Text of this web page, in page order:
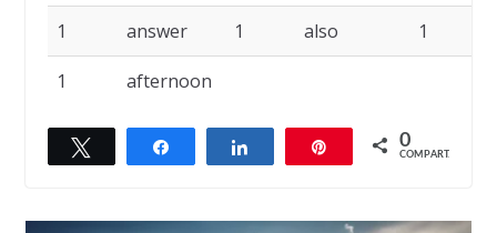
1 answer 1 also 1
1 afternoon
Compartilhar Compartilhar 0
COMPART.